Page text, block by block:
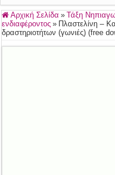
Αρχική Σελίδα » Τάξη
ενδιαφέροντος » Πλαστελίνη –
δραστηριοτήτων (γωνιές) (free